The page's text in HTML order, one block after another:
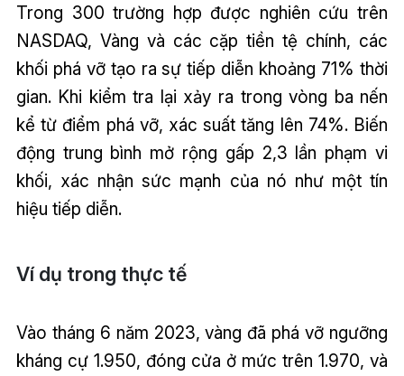
Trong 300 trường hợp được nghiên cứu trên
NASDAQ, Vàng và các cặp tiền tệ chính, các
khối phá vỡ tạo ra sự tiếp diễn khoảng 71% thời
gian. Khi kiểm tra lại xảy ra trong vòng ba nến
kể từ điểm phá vỡ, xác suất tăng lên 74%. Biến
động trung bình mở rộng gấp 2,3 lần phạm vi
khối, xác nhận sức mạnh của nó như một tín
hiệu tiếp diễn.
Ví dụ trong thực tế
Vào tháng 6 năm 2023, vàng đã phá vỡ ngưỡng
kháng cự 1.950, đóng cửa ở mức trên 1.970, và